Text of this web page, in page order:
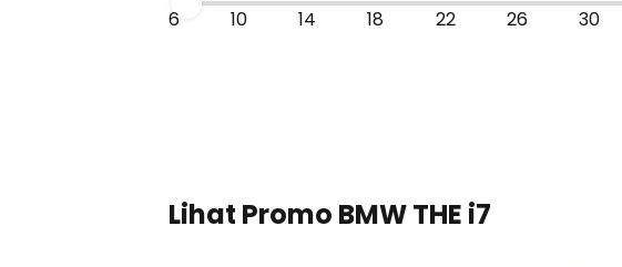
6
10 14 18 22 26 30
Lihat Promo BMW THE i7